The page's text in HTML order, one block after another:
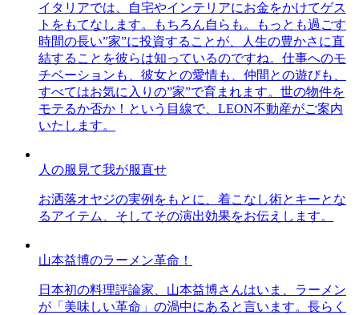
イタリアでは、自宅やインテリアにお金をかけてゲス
トをもてなします。もちろん自らも。もっとも過ごす
時間の長い”家”に投資することが、人生の豊かさに直
結することを彼らは知っているのですね。仕事へのモ
チベーションも、彼女との愛情も、仲間との遊びも、
すべてはお気に入りの”家”で育まれます。世の物件を
モテるか否か！という目線で、LEON不動産がご案内
いたします。
人の服見て我が服直せ
お洒落オヤジの実例をもとに、着こなし術とキーとな
るアイテム、そしてその演出効果をお伝えします。
山本益博のラーメン革命！
日本初の料理評論家、山本益博さんはいま、ラーメン
が「美味しい革命」の渦中にあると言います。長らく